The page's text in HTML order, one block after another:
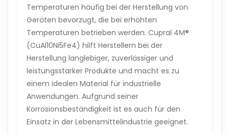
Temperaturen häufig bei der Herstellung von
Geräten bevorzugt, die bei erhöhten
Temperaturen betrieben werden. Cupral 4M®
(CuAl10Ni5Fe4) hilft Herstellern bei der
Herstellung langlebiger, zuverlässiger und
leistungsstarker Produkte und macht es zu
einem idealen Material für industrielle
Anwendungen. Aufgrund seiner
Korrosionsbeständigkeit ist es auch für den
Einsatz in der Lebensmittelindustrie geeignet.